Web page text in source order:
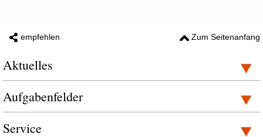
empfehlen Zum Seitenanfang
Aktuelles
Aufgabenfelder
Service